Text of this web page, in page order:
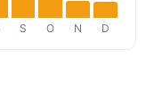
S O N D